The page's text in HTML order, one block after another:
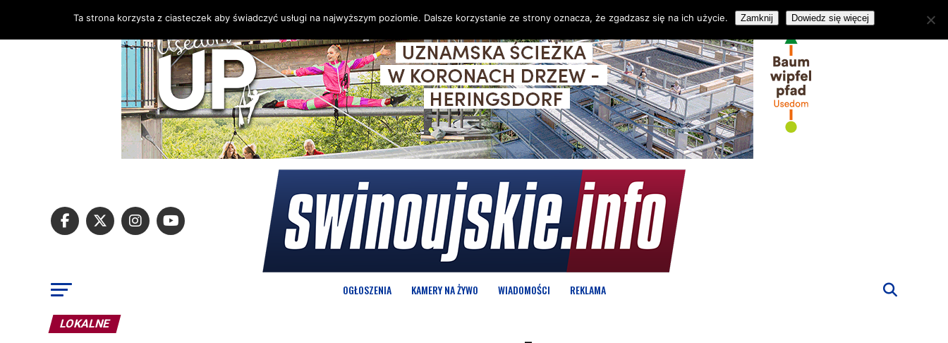
OGŁOSZENIA KAMERY NA ŻYWO WIADOMOŚCI REKLAMA
LOKALNE
Ta strona korzysta z ciasteczek aby świadczyć usługi na najwyższym poziomie. Dalsze korzystanie ze strony oznacza, że zgadzasz się na ich użycie. Zamknij Dowiedz się więcej